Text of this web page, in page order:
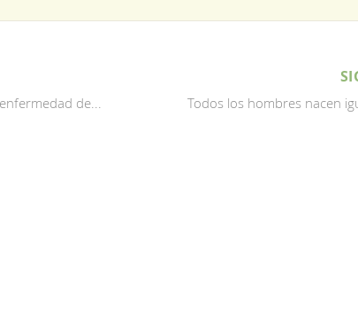
de... Todos los hombres nacen